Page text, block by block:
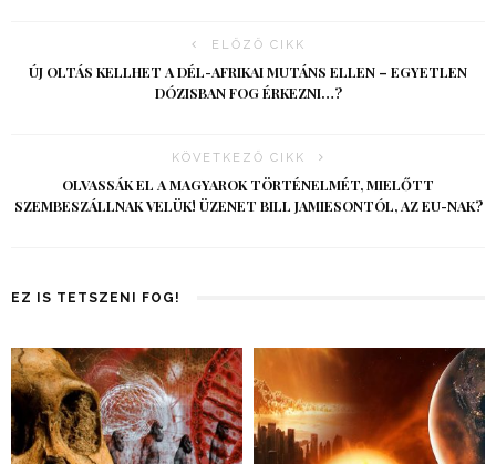
ELŐZŐ CIKK
ÚJ OLTÁS KELLHET A DÉL-AFRIKAI MUTÁNS ELLEN – EGYETLEN
DÓZISBAN FOG ÉRKEZNI…?
KÖVETKEZŐ CIKK
OLVASSÁK EL A MAGYAROK TÖRTÉNELMÉT, MIELŐTT
SZEMBESZÁLLNAK VELÜK! ÜZENET BILL JAMIESONTÓL, AZ EU-NAK?
EZ IS TETSZENI FOG!